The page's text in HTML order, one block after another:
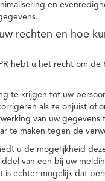
en
rechten en hoe
hebt u het recht om de
te krijgen tot uw
als ze onjuist of
van uw gegevens
te maken tegen de
u de mogelijkheid
van een bij uw
is echter mogelijk dat